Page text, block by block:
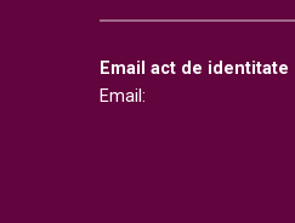
Email act de identitate
Email: